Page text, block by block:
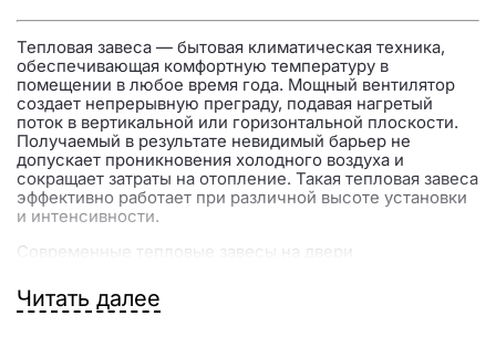
Тепловая завеса — бытовая климатическая техника,
обеспечивающая комфортную температуру в
помещении в любое время года. Мощный вентилятор
создает непрерывную преграду, подавая нагретый
поток в вертикальной или горизонтальной плоскости.
Получаемый в результате невидимый барьер не
допускает проникновения холодного воздуха и
сокращает затраты на отопление. Такая тепловая завеса
эффективно работает при различной высоте установки
и интенсивности.
Современные тепловые завесы на двери
разной мощности и
монтируются над входом в помещение, с любой
Читать далее